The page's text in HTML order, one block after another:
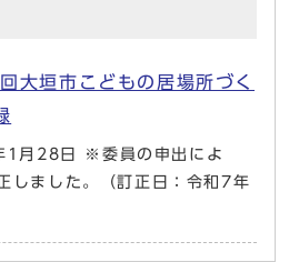
大垣市こどもの居場所づく
1月28日 ※委員の申出によ
しました。（訂正日：令和7年